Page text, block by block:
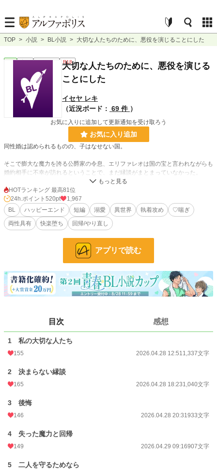
TOP > 小説 > BL小説 > 大切な人たちのために、悪役を演じることにした
BL 完結 ｼｮｰﾄｼｮｰﾄ R18
大切な人たちのために、悪役を演じる
ことにした
イセヤ レキ
（近況ボード： 69 件 ）
お気に入りに追加して更新通知を受け取ろう
お気に入り追加
同性婚は認められるものの、子はなせない国。
そこで膨大な魔力を誇る公爵家の令息、エリファレオは国の宝と言われながらも
婚約相手に不幸が訪れるということで、まだ縁談がまとまっていなかった。
アカデミーにおける親友でもあり、たった一人の王子でもあるアダルバードから
求婚されたものの、血筋や相手に降りかかる不幸が気になり、その申し出を断る
エリファレオ。
諦めない王子と家門から逃げて自分と結婚しよう、と言ってエリファレオに手を
じ理由でジェレミーの提案を断った。
ないのだ、と勘違いをした結果、エリファレオを巡って決闘をすることになる。
決闘の見届け人から呼びつけられたエリファレオが目にしたのは、死にそうにな
攻：王子＆異母弟 受：美人な公爵令息
※ダブルヒーロー、男性妊娠、近親描写が苦手な方はUターンください。
BL
24h.ポイント
文字数 14,075
HOTランキング 最高81位
24h.ポイント 520pt
1,967
BL
ハッピーエンド 短編 溺愛 異世界 執着攻め
♡喘ぎ
両性具有
快楽堕ち 回帰/やり直し
アプリで読む
目次 感想
1 私の大切な人たち
155 2026.04.28 12:511,337文字
2 決まらない縁談
165 2026.04.28 18:231,040文字
3 後悔
146 2026.04.28 20:31933文字
4 失った魔力と回帰
149 2026.04.29 09:16907文字
5 二人を守るためなら